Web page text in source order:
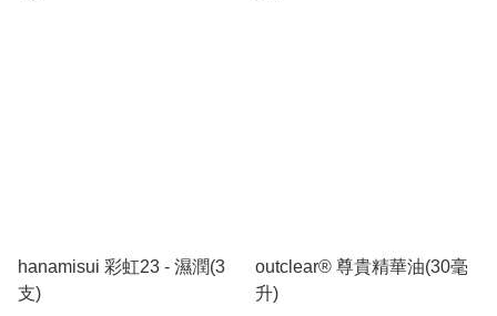
hanamisui 彩虹23 - 濕潤(3
支)
outclear®️ 尊貴精華油(30毫
升)